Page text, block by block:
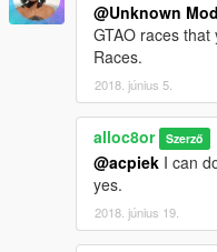
@Unknown
GTAO races
Races.
2018. június 5.
alloc8or Szerző
@acpiek I can
yes.
2018. június 19.